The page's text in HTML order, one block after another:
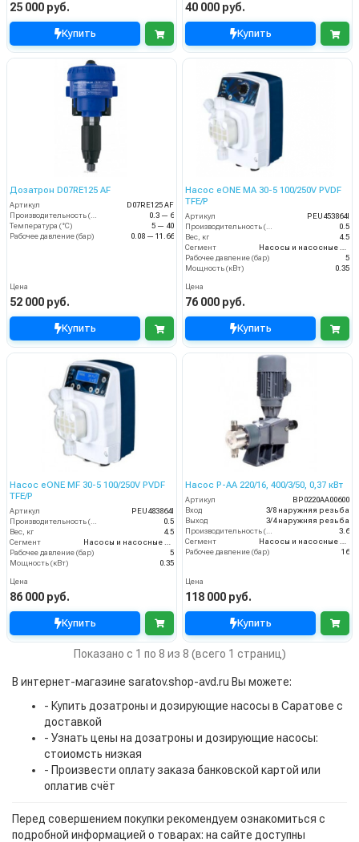
25 000 руб.
Купить
40 000 руб.
Купить
Дозатрон D07RE125 AF
Артикул
D07RE125 AF
Производительность (л/мин)
0.3 — 6
Температура (°C)
5 — 40
Рабочее давление (бар)
0.08 — 11.66
Цена
52 000 руб.
Купить
Насос eONE MA 30-5 100/250V PVDF
TFE/P
Артикул
PEU453864I
Производительность (л/мин)
0.5
Вес, кг
4.5
Сегмент
Насосы и насосные станции
Рабочее давление (бар)
5
Мощность (кВт)
0.35
Цена
76 000 руб.
Купить
Насос eONE MF 30-5 100/250V PVDF
TFE/P
Артикул
PEU483864I
0.5
Вес, кг
4.5
Сегмент
Рабочее давление (бар)
5
Мощность (кВт)
0.35
Цена
86 000 руб.
Купить
Насос P-AA 220/16, 400/3/50, 0,37 кВт
Артикул
BP0220AA00600
Вход
3/8 наружняя резьба
Выход
3/4 наружняя резьба
3.6
Сегмент
Рабочее давление (бар)
16
Цена
118 000 руб.
Купить
Показано с 1 по 8 из 8 (всего 1 страниц)
В интернет-магазине saratov.shop-avd.ru Вы можете:
- Купить дозатроны и дозирующие насосы в Саратове с
доставкой
- Узнать цены на дозатроны и дозирующие насосы:
стоиомсть низкая
- Произвести оплату заказа банковской картой или
оплатив счёт
Перед совершением покупки рекомендуем ознакомиться с
подробной информацией о товарах: на сайте доступны